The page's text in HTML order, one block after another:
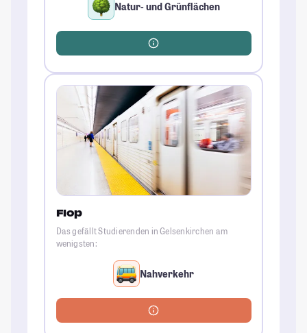
Natur- und Grünflächen
Flop
Das gefällt Studierenden in Gelsenkirchen am
wenigsten:
Nahverkehr